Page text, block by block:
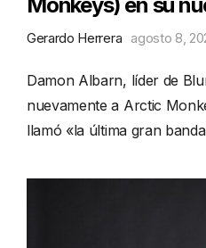
Gerardo Herrera agosto 8,
Damon Albarn, líder de
nuevamente a Arctic
llamó «la última gran